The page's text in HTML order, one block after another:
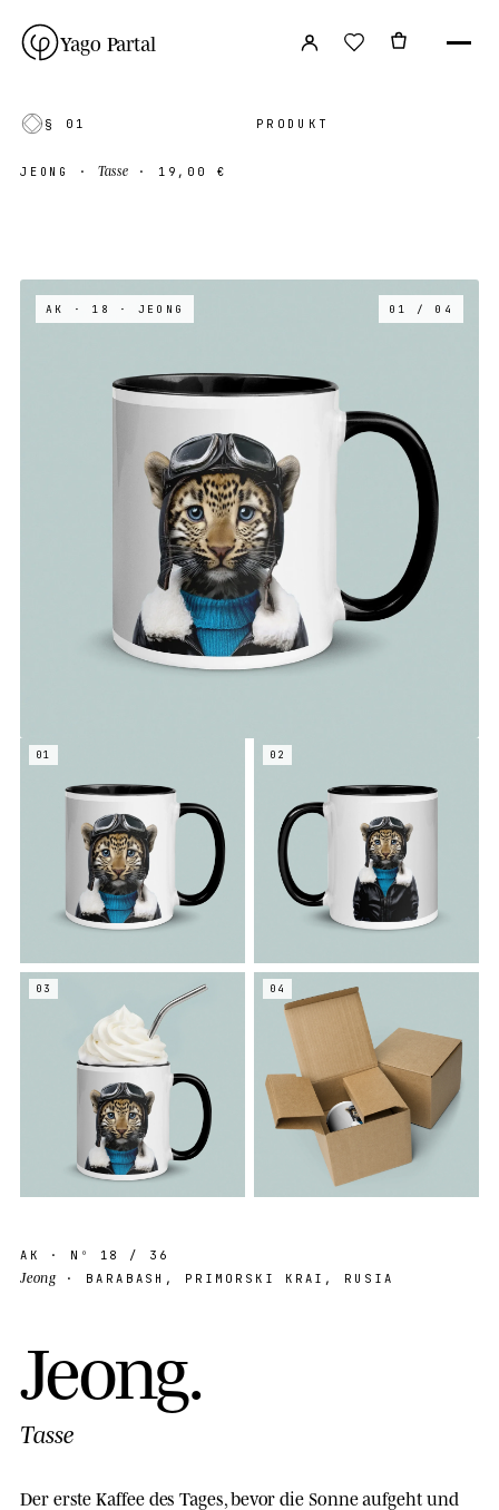
Yago Partal
§ 01 PRODUKT
JEONG ·Tasse · 19,00 €
AK · 18 · JEONG 01 / 04
01 02
03 04
AK · Nº 18 / 36
Jeong· BARABASH, PRIMORSKI KRAI, RUSIA
Jeong.
Tasse
Der erste Kaffee des Tages, bevor die Sonne aufgeht und